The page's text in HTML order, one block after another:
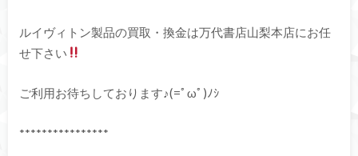
ルイヴィトン製品の買取・換金は万代書店山梨本店にお任
せ下さい
ご利用お待ちしております♪(=ﾟωﾟ)ﾉｼ
****************